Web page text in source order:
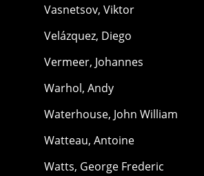
Vasnetsov, Viktor
Velázquez, Diego
Vermeer, Johannes
Warhol, Andy
Waterhouse, John William
Watteau, Antoine
Watts, George Frederic